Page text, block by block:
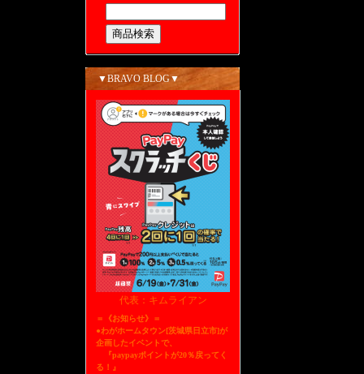
▼BRAVO BLOG▼
代表：キムライアン
＝《お知らせ》＝
●わがホームタウン[茨城県日立市]が
企画したイベントで、
『paypayポイントが20％戻ってく
る！』